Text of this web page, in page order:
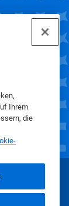
Ihrem
die